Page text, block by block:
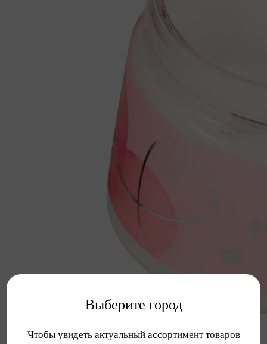
Выберите город
Чтобы увидеть актуальный ассортимент товаров